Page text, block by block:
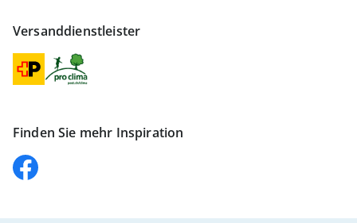
Versanddienstleister
Finden Sie mehr Inspiration